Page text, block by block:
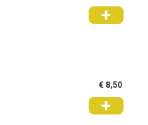
+
€ 8,50
+